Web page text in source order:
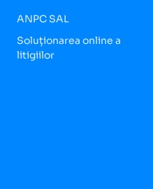
ANPC SAL
Soluționarea online a
litigiilor